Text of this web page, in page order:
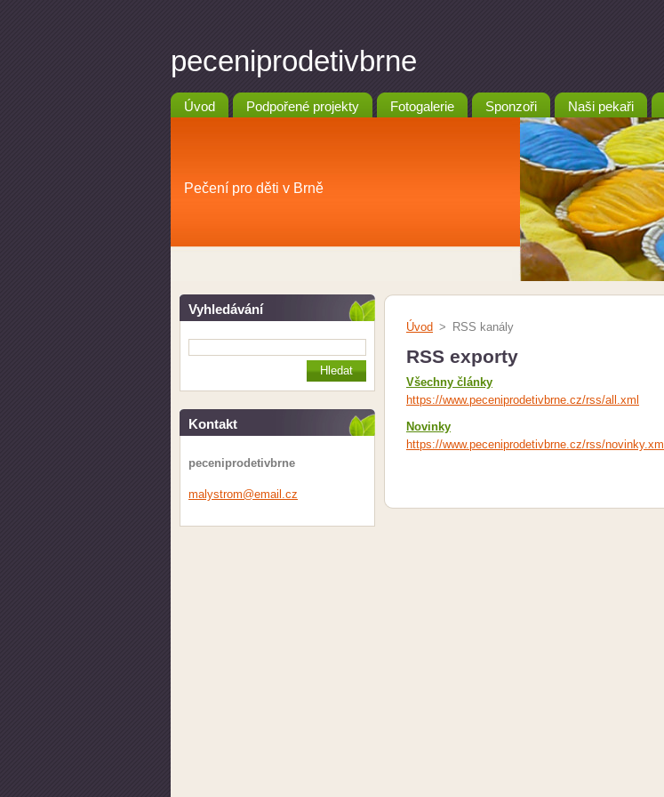
peceniprodetivbrne
Úvod Podpořené projekty Fotogalerie Sponzoři Naši pekaři
Pečení pro děti v Brně
Vyhledávání
Kontakt
peceniprodetivbrne
malystrom@email.cz
Úvod > RSS kanály
RSS exporty
Všechny články
https://www.peceniprodetivbrne.cz/rss/all.xml
Novinky
https://www.peceniprodetivbrne.cz/rss/novinky.xml